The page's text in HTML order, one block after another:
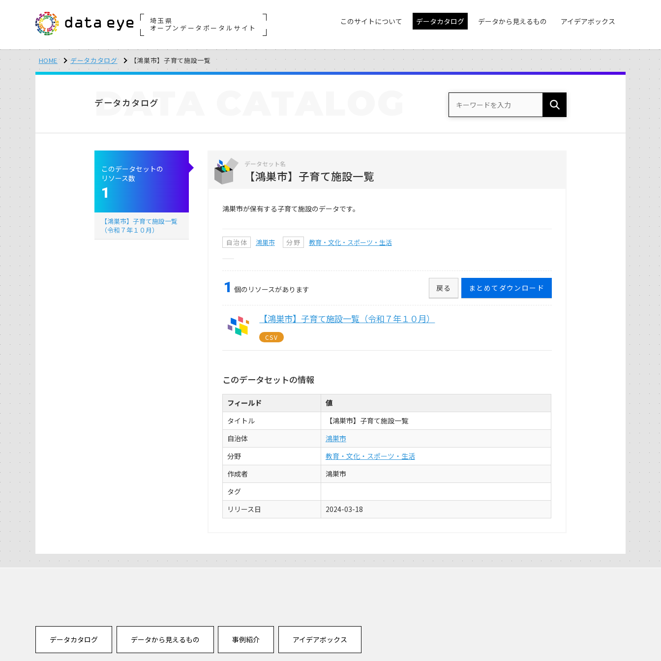
埼玉県
オープンデータポータルサイト
このサイトについて データカタログ データから見えるもの アイデアボックス
HOME データカタログ 【鴻巣市】子育て施設一覧
データカタログ
DATA
データセット名
【鴻巣市】子育て施設一覧
鴻巣市が保有する子育て施設のデータです。
自治体 鴻巣市 分野 教育・文化・スポーツ・生活
1 個のリソースがあります まとめてダウンロード
戻る
【鴻巣市】子育て施設一覧（令和７年１０月）
CSV
このデータセットの情報
フィールド
値
タイトル
【鴻巣市】子育て施設一覧
自治体
鴻巣市
分野
教育・文化・スポーツ・生活
作成者
鴻巣市
タグ
リリース日
2024-03-18
このデータセットの
リソース数
1
【鴻巣市】子育て施設一覧
（令和７年１０月）
データカタログ データから見えるもの 事例紹介 アイデアボックス